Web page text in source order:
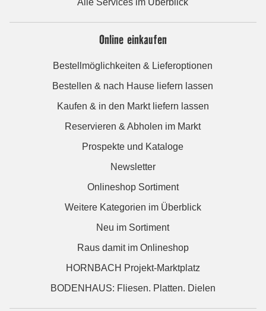
Alle Services im Überblick
Online einkaufen
Bestellmöglichkeiten & Lieferoptionen
Bestellen & nach Hause liefern lassen
Kaufen & in den Markt liefern lassen
Reservieren & Abholen im Markt
Prospekte und Kataloge
Newsletter
Onlineshop Sortiment
Weitere Kategorien im Überblick
Neu im Sortiment
Raus damit im Onlineshop
HORNBACH Projekt-Marktplatz
BODENHAUS: Fliesen. Platten. Dielen